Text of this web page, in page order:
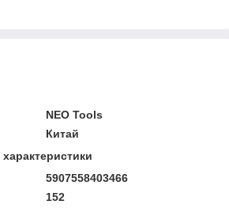
NEO Tools
Китай
5907558403466
152